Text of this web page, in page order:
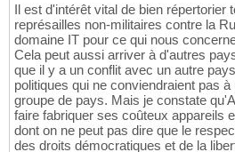
Il est d'intérêt vital de bien répertorier
représailles non-militaires contre la
domaine IT pour ce qui nous
Cela peut aussi arriver à d'autres
que il y a un conflit avec un autre
politiques qui ne conviendraient pas à
groupe de pays. Mais je constate
faire fabriquer ses coûteux appareils
dont on ne peut pas dire que le
des droits démocratiques et de la